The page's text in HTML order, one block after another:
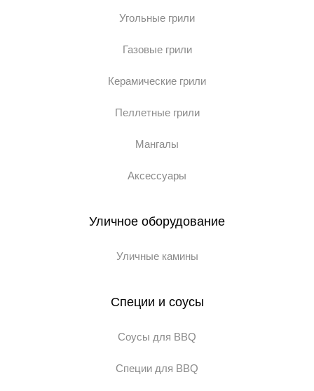
Угольные грили
Газовые грили
Керамические грили
Пеллетные грили
Мангалы
Аксессуары
Уличное оборудование
Уличные камины
Специи и соусы
Соусы для BBQ
Специи для BBQ